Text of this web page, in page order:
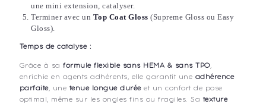
une mini extension, catalyser.
Terminer avec un Top Coat Gloss (Supreme Gloss ou Easy
Gloss).
Temps de catalyse :
Grâce à sa formule flexible sans HEMA & sans TPO,
enrichie en agents adhérents, elle garantit une adhérence
parfaite, une tenue longue duréeet un confort de pose
optimal, même sur les ongles fins ou fragiles. Sa texture